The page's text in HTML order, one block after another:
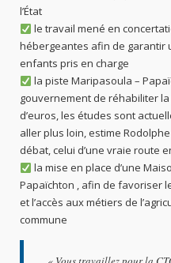
l’État
le travail mené en
hébergeantes afin de garantir
enfants pris en charge
la piste Maripasoula –
gouvernement de réhabiliter
d’euros, les études sont
aller plus loin, estime
débat, celui d’une vraie route
la mise en place d’une
Papaïchton , afin de favoriser
et l’accès aux métiers de
commune